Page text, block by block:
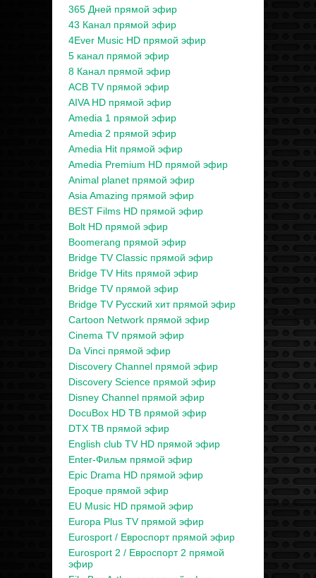
365 Дней прямой эфир
43 Канал прямой эфир
4Ever Music HD прямой эфир
5 канал прямой эфир
8 Канал прямой эфир
ACB TV прямой эфир
AIVA HD прямой эфир
Amedia 1 прямой эфир
Amedia 2 прямой эфир
Amedia Hit прямой эфир
Amedia Premium HD прямой эфир
Animal planet прямой эфир
Asia Amazing прямой эфир
BEST Films HD прямой эфир
Bolt HD прямой эфир
Boomerang прямой эфир
Bridge TV Classic прямой эфир
Bridge TV Hits прямой эфир
Bridge TV прямой эфир
Bridge TV Русский хит прямой эфир
Cartoon Network прямой эфир
Cinema TV прямой эфир
Da Vinci прямой эфир
Discovery Channel прямой эфир
Discovery Science прямой эфир
Disney Channel прямой эфир
DocuBox HD ТВ прямой эфир
DTX ТВ прямой эфир
English club TV HD прямой эфир
Enter-Фильм прямой эфир
Epic Drama HD прямой эфир
Epoque прямой эфир
EU Music HD прямой эфир
Europa Plus TV прямой эфир
Eurosport / Евроспорт прямой эфир
Eurosport 2 / Евроспорт 2 прямой
эфир